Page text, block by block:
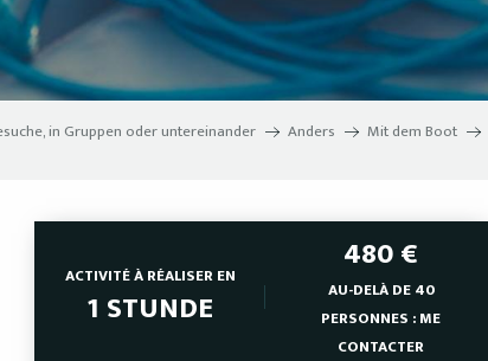
in Gruppen oder untereinander Anders Mit dem Boot
ACTIVITÉ À RÉALISER EN
1 STUNDE
480€
AU-DELÀ DE 40
PERSONNES : ME
CONTACTER